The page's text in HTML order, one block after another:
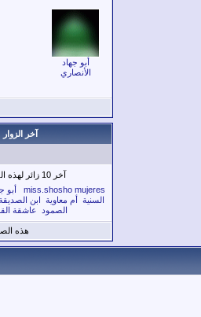
أبو جهاد
الأنصاري
آخر الزوار
آخر 10 زائر لهذه الصفحة هم:
miss.shosho mujeres أبو
السنية أم معاوية ابن
الصمود
عاشقة
هذه